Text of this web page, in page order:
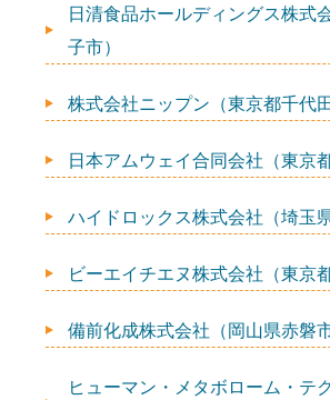
日清食品ホールディングス株式
子市）
株式会社ニップン（東京都千代田
日本アムウェイ合同会社（東京
ハイドロックス株式会社（埼玉
ビーエイチエヌ株式会社（東京
備前化成株式会社（岡山県赤磐市
ヒューマン・メタボローム・テ